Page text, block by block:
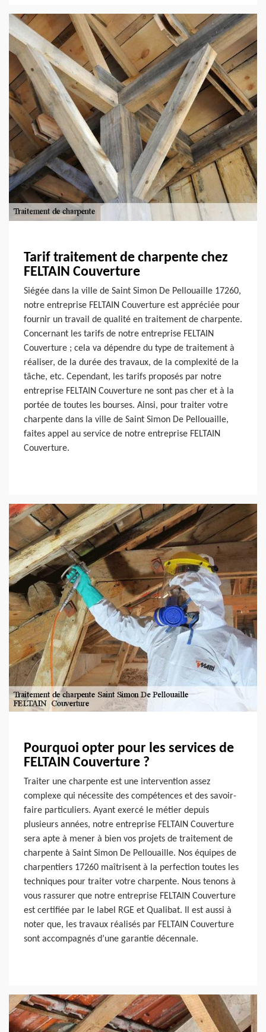
Tarif traitement de charpente chez
FELTAIN Couverture
Siégée dans la ville de Saint Simon De Pellouaille 17260,
notre entreprise FELTAIN Couverture est appréciée pour
fournir un travail de qualité en traitement de charpente.
Concernant les tarifs de notre entreprise FELTAIN
Couverture ; cela va dépendre du type de traitement à
réaliser, de la durée des travaux, de la complexité de la
tâche, etc. Cependant, les tarifs proposés par notre
entreprise FELTAIN Couverture ne sont pas cher et à la
portée de toutes les bourses. Ainsi, pour traiter votre
charpente dans la ville de Saint Simon De Pellouaille,
faites appel au service de notre entreprise FELTAIN
Couverture.
Pourquoi opter pour les services de
FELTAIN Couverture ?
Traiter une charpente est une intervention assez
complexe qui nécessite des compétences et des savoir-
faire particuliers. Ayant exercé le métier depuis
plusieurs années, notre entreprise FELTAIN Couverture
sera apte à mener à bien vos projets de traitement de
charpente à Saint Simon De Pellouaille. Nos équipes de
charpentiers 17260 maîtrisent à la perfection toutes les
techniques pour traiter votre charpente. Nous tenons à
vous rassurer que notre entreprise FELTAIN Couverture
est certifiée par le label RGE et Qualibat. Il est aussi à
noter que, les travaux réalisés par FELTAIN Couverture
sont accompagnés d’une garantie décennale.